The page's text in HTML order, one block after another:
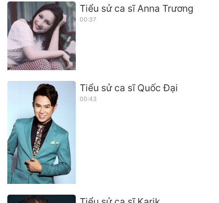
Tiểu sử ca sĩ Anna Trương
00:37
Tiểu sử ca sĩ Quốc Đại
00:43